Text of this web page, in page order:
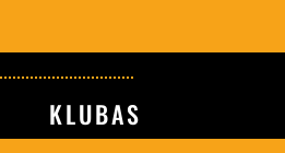
KLUBAS